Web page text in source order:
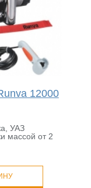
12000
УАЗ
массой от 2